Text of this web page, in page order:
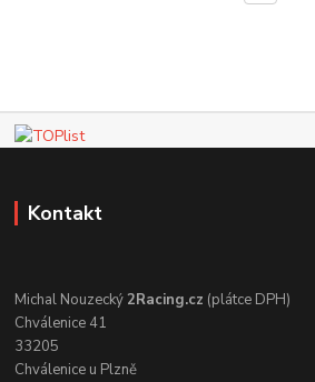
Kontakt
Michal Nouzecký2Racing.cz (plátce DPH)
Chválenice 41
33205
Chválenice u Plzně